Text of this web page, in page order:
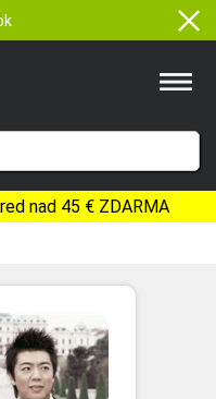
nad 45 € ZDARMA